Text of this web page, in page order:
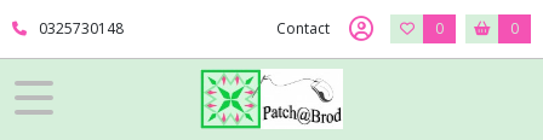
0325730148 Contact 0 0